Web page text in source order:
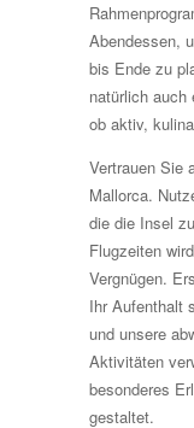
Abendessen,
bis Ende zu
natürlich auch
ob aktiv,
Vertrauen Sie
Mallorca.
die die Insel
Flugzeiten
Vergnügen.
Ihr Aufenthalt
und unsere
Aktivitäten
besonderes
gestaltet.